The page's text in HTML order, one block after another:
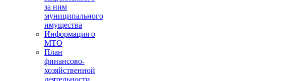
за ним
муниципального
имущества
Информация о
МТО
План
финансово-
хозяйственной
деятельности